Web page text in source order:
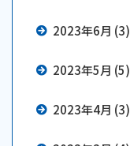
2023年6月 (3)
2023年5月 (5)
2023年4月 (3)